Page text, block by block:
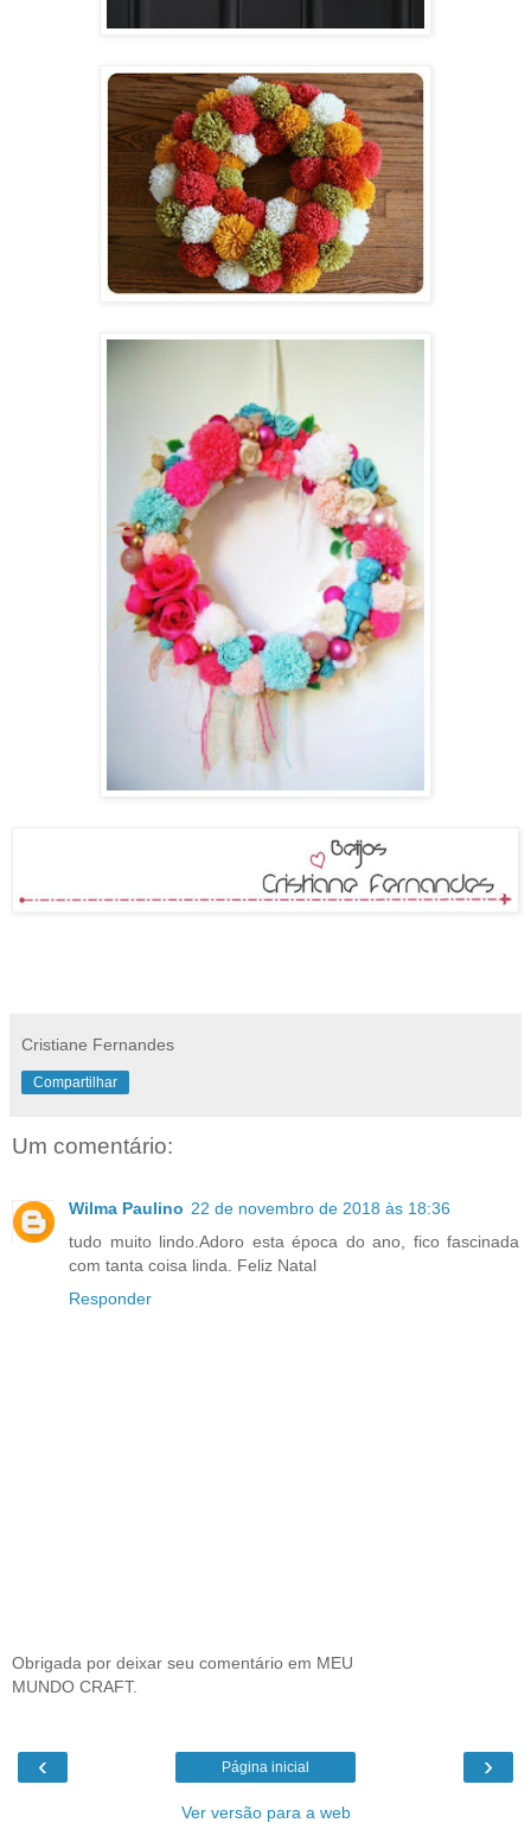
Cristiane Fernandes
Compartilhar
Um comentário:
Wilma Paulino 22 de novembro de 2018 às 18:36
tudo muito lindo.Adoro esta época do ano, fico fascinada
com tanta coisa linda. Feliz Natal
Responder
Obrigada por deixar seu comentário em MEU
MUNDO CRAFT.
‹ ›
Página inicial
Ver versão para a web